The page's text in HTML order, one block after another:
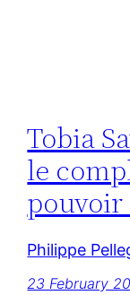
Tobia
le
pouvoir
Philippe
23 February